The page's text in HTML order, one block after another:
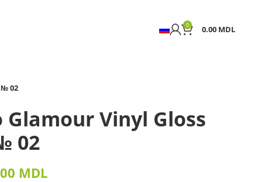
0 0.00 MDL
№ 02
Glamour Vinyl Gloss
02
MDL